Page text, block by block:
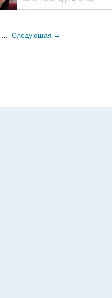
Следующая →